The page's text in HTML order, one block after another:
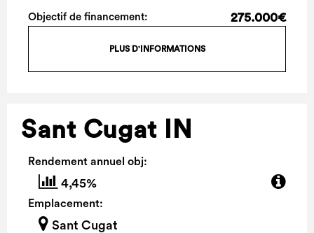
Objectif de financement: 275.000€
PLUS D'INFORMATIONS
Sant Cugat IN
Rendement annuel obj:
4,45%
Emplacement:
Sant Cugat